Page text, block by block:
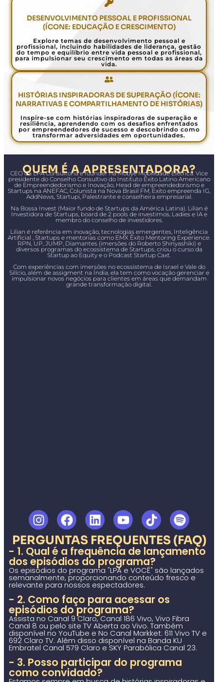
DESENVOLVIMENTO PESSOAL E PROFISSIONAL
(ÍCONE: EDUCAÇÃO E CRESCIMENTO)
Explore temas de desenvolvimento pessoal e
profissional, incluindo habilidades de liderança, gestão
do tempo e equilíbrio entre vida pessoal e profissional,
para impulsionar seu crescimento em todas as áreas da
vida.
HISTÓRIAS INSPIRADORAS DE SUPERAÇÃO (ÍCONE:
NARRATIVAS E COMPARTILHAMENTO DE HISTÓRIAS)
Inspire-se com histórias inspiradoras de superação e
resiliência, aprendendo com os desafios enfrentados
por empreendedores de sucesso e descobrindo como
transformar adversidades em oportunidades.
QUEM É A APRESENTADORA?
CEO da LPA Consultoria e founder na Mobye Mobilidade Elétrica. Vice
presidente do Conselho Consultivo do Instituto Êxito Latino Americano
de Empreendedorismo e Inovação, Head de empreendedorismo e
Startups na ANEFAC, Colunista na Nova Brasil FM, Exito empreenda IG,
AddNews, Startupi, Palestrante e conselheira empresarial.
Na Bossa Invest (Maior fundo de Startups da América Latina). Lilian é
Investidora de Startups, board de 2 pools de investimos, Ladies e IA e
membro do conselho de investidores.
Lilian é referência em inovação, tecnologias emergentes, Inteligência
Artificial , Startups e mentorias como EMX Êxito Mentoring Experience.
RPN, UP, JUMP, Diamantes (imersões do Roberto Shinyashiki) e
diversos programas do ecossistema de Startups, criou o curso da
Startup ao Equity e o Podcast Startup Caxt.
Com experiências com imersões no ecossistema de Israel e Vale do
Silício, além de assigment na Índia, ela tem como vocação gerenciar e
impulsionar novos negócios para clientes em áreas que demandam
grande transformação digital.
PERGUNTAS FREQUENTES (FAQ)
- 1. Qual é a frequência de lançamento
dos episódios do programa?
Os episódios do programa "LPA e VOCÊ" são lançados
semanalmente, proporcionando conteúdo fresco e
relevante para nossos espectadores.
- 2. Como faço para acessar os
episódios do programa?
Assista no Canal 9 Claro, Canal 186 Vivo, Vivo Fibra
Canal 8 ou pelo site TV Aberta ao Vivo. Também
disponível no YouTube e No Canal Markket: 611 Vivo TV e
692 Claro TV. Além disso disponível na Banda KU
Embratel Canal 579 Claro e SKY Parabólica Canal 23.
- 3. Posso participar do programa
como convidado?